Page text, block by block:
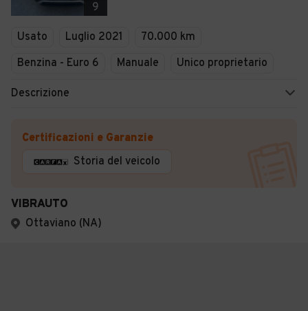
9
Usato Luglio 2021
70.000 km
Benzina - Euro 6
Manuale Unico proprietario
Descrizione
Certificazioni e Garanzie
Storia del veicolo
VIBRAUTO
Ottaviano (NA)